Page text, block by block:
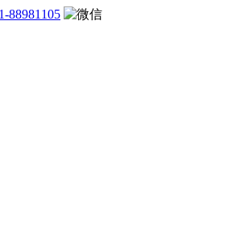
88981105